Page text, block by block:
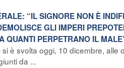
“IL SIGNORE NON È
GLI IMPERI
QUANTI PERPETRANO IL
è svolta oggi, 10 dicembre, alle
da ...